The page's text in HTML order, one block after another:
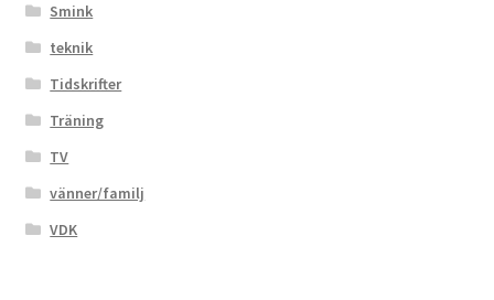
Smink
teknik
Tidskrifter
Träning
TV
vänner/familj
VDK